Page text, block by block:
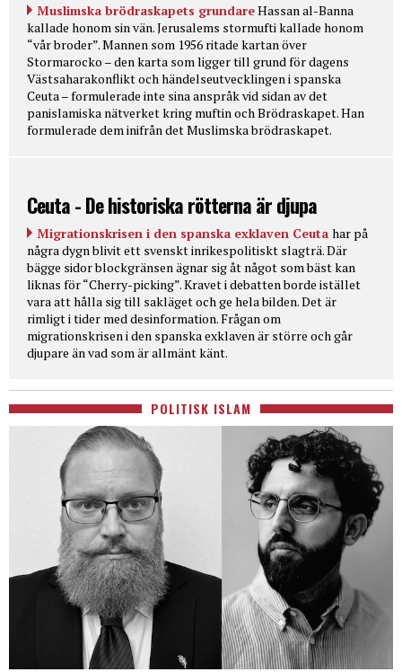
Muslimska brödraskapets grundareHassan al-Banna
kallade honom sin vän. Jerusalems stormufti kallade honom
“vår broder”. Mannen som 1956 ritade kartan över
Stormarocko – den karta som ligger till grund för dagens
Västsaharakonflikt och händelseutvecklingen i spanska
Ceuta – formulerade inte sina anspråk vid sidan av det
panislamiska nätverket kring muftin och Brödraskapet. Han
formulerade dem inifrån det Muslimska brödraskapet.
Ceuta - De historiska rötterna är djupa
Migrationskrisen i den spanska exklaven Ceuta har på
några dygn blivit ett svenskt inrikespolitiskt slagträ. Där
bägge sidor blockgränsen ägnar sig åt något som bäst kan
liknas för “Cherry-picking”. Kravet i debatten borde istället
vara att hålla sig till sakläget och ge hela bilden. Det är
rimligt i tider med desinformation. Frågan om
migrationskrisen i den spanska exklaven är större och går
djupare än vad som är allmänt känt.
POLITISK ISLAM